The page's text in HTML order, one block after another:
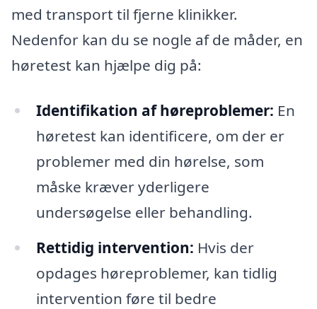
med transport til fjerne klinikker.
Nedenfor kan du se nogle af de måder, en
høretest kan hjælpe dig på:
Identifikation af høreproblemer: En
høretest kan identificere, om der er
problemer med din hørelse, som
måske kræver yderligere
undersøgelse eller behandling.
Rettidig intervention: Hvis der
opdages høreproblemer, kan tidlig
intervention føre til bedre